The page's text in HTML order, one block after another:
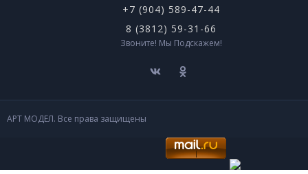
+7 (904) 589-47-44
8 (3812) 59-31-66
Звоните! Мы Подскажем!
АРТ МОДЕЛ. Все права защищены